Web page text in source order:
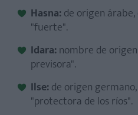
Hasna:de origen
"fuerte".
Idara:nombre de
previsora".
Ilse:de origen
"protectora de los ríos".